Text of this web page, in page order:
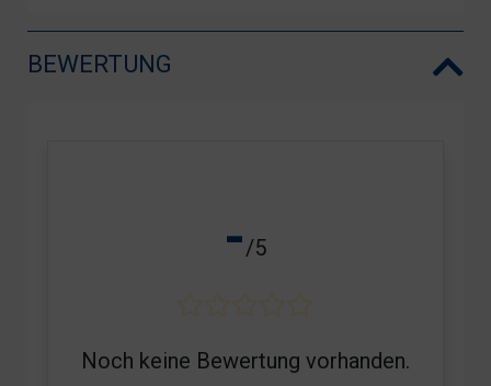
BEWERTUNG
-/5
Noch keine Bewertung vorhanden.